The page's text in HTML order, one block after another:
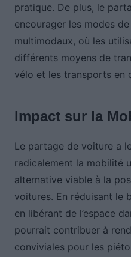
pratique. De plus, le
encourager les modes
multimodaux, où les
différents moyens de
vélo et les transports en
Impact sur la
Le partage de voiture a
radicalement la mobilité
alternative viable à la
voitures. En réduisant le
en libérant de l’espace
pourrait contribuer à
conviviales pour les